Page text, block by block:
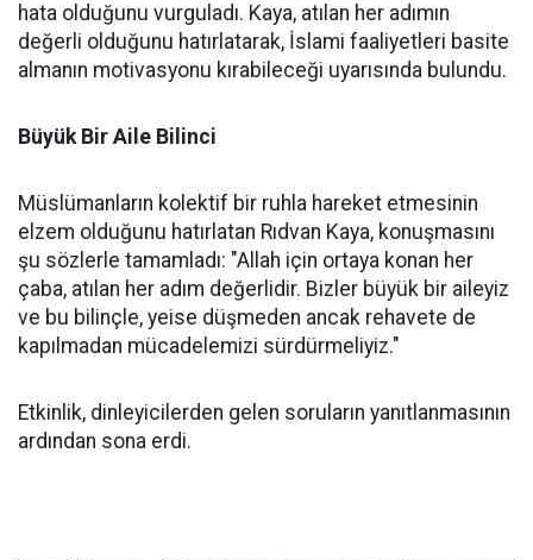
hata olduğunu vurguladı. Kaya, atılan her adımın
değerli olduğunu hatırlatarak, İslami faaliyetleri basite
almanın motivasyonu kırabileceği uyarısında bulundu.
Büyük Bir Aile Bilinci
Müslümanların kolektif bir ruhla hareket etmesinin
elzem olduğunu hatırlatan Rıdvan Kaya, konuşmasını
şu sözlerle tamamladı: "Allah için ortaya konan her
çaba, atılan her adım değerlidir. Bizler büyük bir aileyiz
ve bu bilinçle, yeise düşmeden ancak rehavete de
kapılmadan mücadelemizi sürdürmeliyiz."
Etkinlik, dinleyicilerden gelen soruların yanıtlanmasının
ardından sona erdi.